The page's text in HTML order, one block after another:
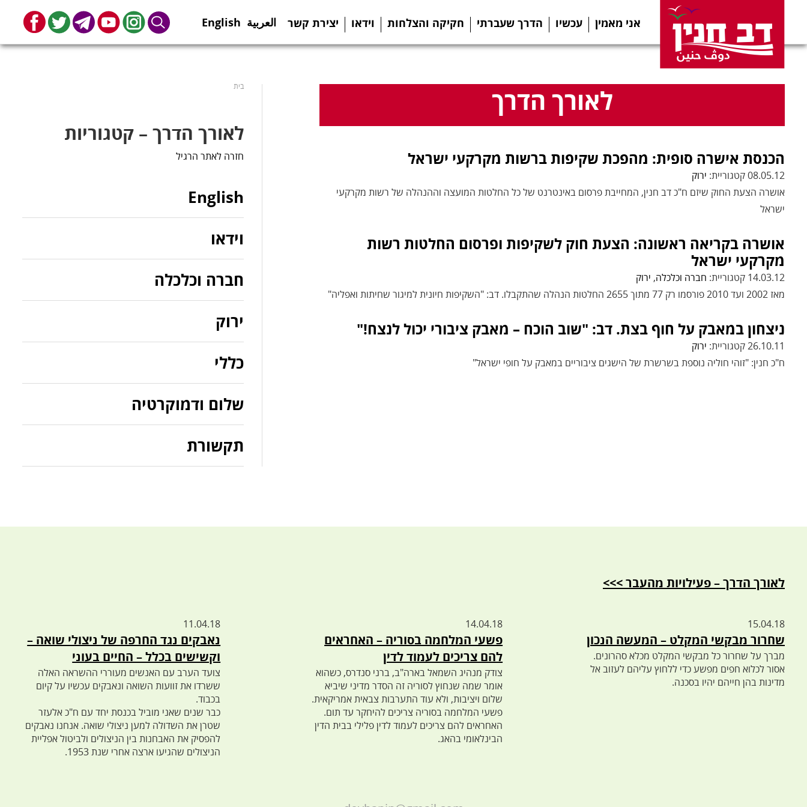
אני מאמין עכשיו הדרך שעברתי חקיקה והצלחות וידאו יצירת קשר العربية English
Search
Instagram
Youtube
Telegram
Twitter
לאורך הדרך
הכנסת אישרה סופית: מהפכת שקיפות ברשות מקרקעי ישראל
08.05.12 קטגוריית:
ירוק
אושרה הצעת החוק שיזם ח"כ דב חנין, המחייבת פרסום באינטרנט של כל החלטות המועצה וההנהלה של רשות מקרקעי
ישראל
אושרה בקריאה ראשונה: הצעת חוק לשקיפות ופרסום החלטות רשות
מקרקעי ישראל
14.03.12 קטגוריית: חברה וכלכלה, ירוק
מאז 2002 ועד 2010 פורסמו רק 77 מתוך 2655 החלטות הנהלה שהתקבלו. דב: "השקיפות חיונית למיגור שחיתות ואפליה"
ניצחון במאבק על חוף בצת. דב: "שוב הוכח – מאבק ציבורי יכול לנצח!"
26.10.11 קטגוריית:
ירוק
ח"כ חנין: "זוהי חוליה נוספת בשרשרת של הישגים ציבוריים במאבק על חופי ישראל"
בית
לאורך הדרך – קטגוריות
חזרה לאתר הרגיל
English
וידאו
חברה וכלכלה
ירוק
כללי
שלום ודמוקרטיה
תקשורת
לאורך הדרך – פעילויות מהעבר >>>
15.04.18
שחרור מבקשי המקלט – המעשה הנכון
מברך על שחרור כל מבקשי המקלט מכלא סהרונים.
אסור לכלוא חפים מפשע כדי ללחוץ עליהם לעזוב אל
מדינות בהן חייהם יהיו בסכנה.
14.04.18
פשעי המלחמה בסוריה – האחראים
להם צריכים לעמוד לדין
צודק מנהיג השמאל בארה"ב, ברני סנדרס, כשהוא
אומר שמה שנחוץ לסוריה זה הסדר מדיני שיביא
שלום ויציבות, ולא עוד התערבות צבאית אמריקאית.
פשעי המלחמה בסוריה צריכים להיחקר עד תום.
האחראים להם צריכים לעמוד לדין פלילי בבית הדין
הבינלאומי בהאג.
11.04.18
נאבקים נגד החרפה של ניצולי שואה –
וקשישים בכלל – החיים בעוני
צועד הערב עם האנשים מעוררי ההשראה האלה
ששרדו את זוועות השואה ונאבקים עכשיו על קיום
בכבוד.
כבר שנים שאני מוביל בכנסת יחד עם ח"כ אלעזר
שטרן את השדולה למען ניצולי שואה. אנחנו נאבקים
להפסיק את האבחנות בין הניצולים ולביטול אפליית
הניצולים שהגיעו ארצה אחרי שנת 1953.